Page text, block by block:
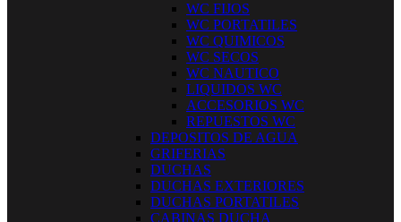
WC FIJOS
WC PORTATILES
WC QUIMICOS
WC SECOS
WC NAUTICO
LIQUIDOS WC
ACCESORIOS WC
REPUESTOS WC
DEPOSITOS DE AGUA
GRIFERIAS
DUCHAS
DUCHAS EXTERIORES
DUCHAS PORTATILES
CABINAS DUCHA